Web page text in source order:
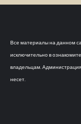
Все материалы на данном
исключительно в
владельцам.
несет.